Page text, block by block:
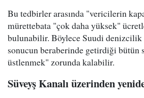
Bu tedbirler arasında "vericilerin
mürettebata "çok daha yüksek"
bulunabilir. Böylece Suudi
sonucun beraberinde getirdiği bütün
üstlenmek" zorunda kalabilir.
Süveyş Kanalı üzerinden